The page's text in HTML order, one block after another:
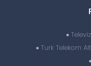
Turk Telekom